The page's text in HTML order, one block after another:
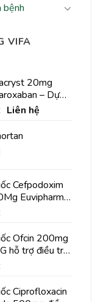
bệnh
VIFA
20mg
– Dự
đột quỵ,
khối tĩnh mạch
Liên hệ
Cefpodoxim
Euvipharm
trị nhiễm khuẩn
Ofcin 200mg
hỗ trợ điều trị
phế quản nặng
Ciprofloxacin